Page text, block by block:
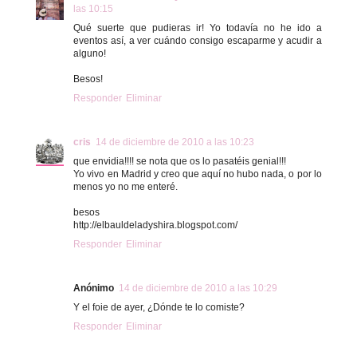
las 10:15
Qué suerte que pudieras ir! Yo todavía no he ido a
eventos así, a ver cuándo consigo escaparme y acudir a
alguno!
Besos!
Responder Eliminar
cris 14 de diciembre de 2010 a las 10:23
que envidia!!!! se nota que os lo pasatéis genial!!!
Yo vivo en Madrid y creo que aquí no hubo nada, o por lo
menos yo no me enteré.
besos
http://elbauldeladyshira.blogspot.com/
Responder Eliminar
Anónimo 14 de diciembre de 2010 a las 10:29
Y el foie de ayer, ¿Dónde te lo comiste?
Responder Eliminar